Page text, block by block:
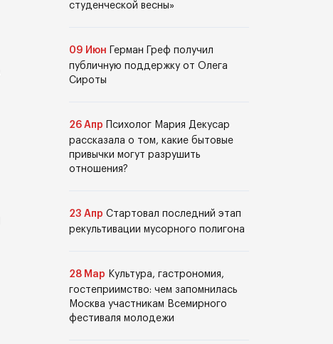
студенческой весны»
09 Июн
Герман Греф получил
публичную поддержку от Олега
Сироты
26 Апр
Психолог Мария Декусар
рассказала о том, какие бытовые
привычки могут разрушить
отношения?
23 Апр Стартовал последний этап
рекультивации мусорного полигона
28 Мар Культура, гастрономия,
гостеприимство: чем запомнилась
Москва участникам Всемирного
фестиваля молодежи